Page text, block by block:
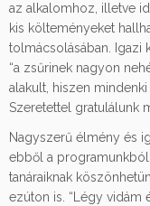
az alkalomhoz, illetve
kis költeményeket
tolmácsolásában. Igazi
“a zsűrinek nagyon
alakult, hiszen
Szeretettel gratulálunk
Nagyszerű élmény és
ebből a
tanáraiknak
ezúton is. “Légy vidám